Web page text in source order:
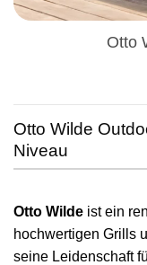
Otto
Otto Wilde
Niveau
Otto Wilde ist ein
hochwertigen Grills
seine Leidenschaft